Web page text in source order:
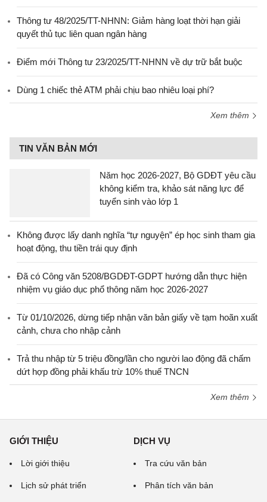
Thông tư 48/2025/TT-NHNN: Giảm hàng loạt thời hạn giải
quyết thủ tục liên quan ngân hàng
Điểm mới Thông tư 23/2025/TT-NHNN về dự trữ bắt buộc
Dùng 1 chiếc thẻ ATM phải chịu bao nhiêu loại phí?
Xem thêm
TIN VĂN BẢN MỚI
Năm học 2026-2027, Bộ GDĐT yêu cầu
không kiểm tra, khảo sát năng lực để
tuyển sinh vào lớp 1
Không được lấy danh nghĩa “tự nguyện” ép học sinh tham gia
hoạt động, thu tiền trái quy định
Đã có Công văn 5208/BGDĐT-GDPT hướng dẫn thực hiện
nhiệm vụ giáo dục phổ thông năm học 2026-2027
Từ 01/10/2026, dừng tiếp nhận văn bản giấy về tạm hoãn xuất
cảnh, chưa cho nhập cảnh
Trả thu nhập từ 5 triệu đồng/lần cho người lao động đã chấm
dứt hợp đồng phải khấu trừ 10% thuế TNCN
Xem thêm
GIỚI THIỆU
Lời giới thiệu
Lịch sử phát triển
DỊCH VỤ
Tra cứu văn bản
Phân tích văn bản